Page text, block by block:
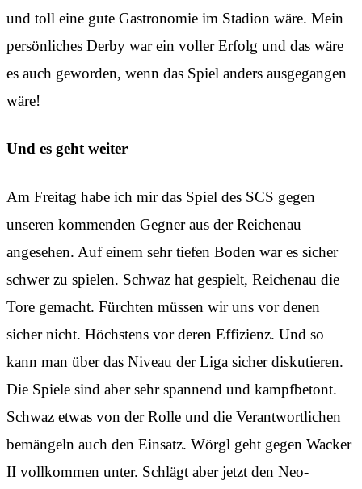
und toll eine gute Gastronomie im Stadion wäre. Mein
persönliches Derby war ein voller Erfolg und das wäre
es auch geworden, wenn das Spiel anders ausgegangen
wäre!
Und es geht weiter
Am Freitag habe ich mir das Spiel des SCS gegen
unseren kommenden Gegner aus der Reichenau
angesehen. Auf einem sehr tiefen Boden war es sicher
schwer zu spielen. Schwaz hat gespielt, Reichenau die
Tore gemacht. Fürchten müssen wir uns vor denen
sicher nicht. Höchstens vor deren Effizienz. Und so
kann man über das Niveau der Liga sicher diskutieren.
Die Spiele sind aber sehr spannend und kampfbetont.
Schwaz etwas von der Rolle und die Verantwortlichen
bemängeln auch den Einsatz. Wörgl geht gegen Wacker
II vollkommen unter. Schlägt aber jetzt den Neo-